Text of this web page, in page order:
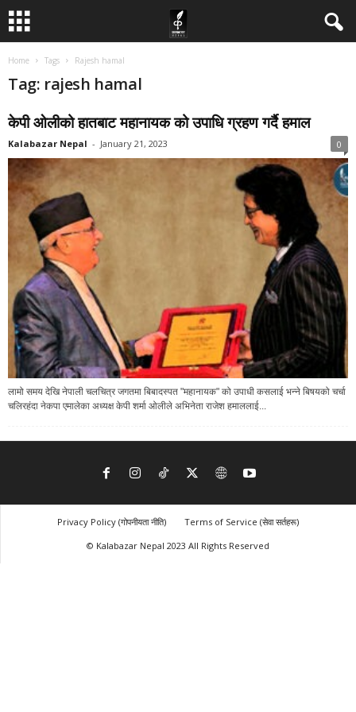
Home Tags Rajesh hamal
Tag: rajesh hamal
केपी ओलीको हातबाट महानायक को उपाधि ग्रहण गर्दै हमाल
Kalabazar Nepal - January 21, 2023 0
लामो समय देखि नेपाली चलचित्र जगतमा बिबादस्पत "महानायक" को उपाधी कसलाई भन्ने बिषयको चर्चा
चलिरहंदा नेकपा एमालेका अध्यक्ष केपी शर्मा ओलीले अभिनेता राजेश हमाललाई...
Privacy Policy (गोपनीयता नीति)
Terms of Service (सेवा सर्तहरू)
© Kalabazar Nepal 2023 All Rights Reserved